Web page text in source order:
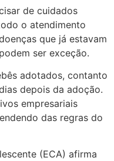
de cuidados
o atendimento
que já estavam
ser exceção.
adotados, contanto
depois da adoção.
empresariais
das regras do
(ECA) afirma